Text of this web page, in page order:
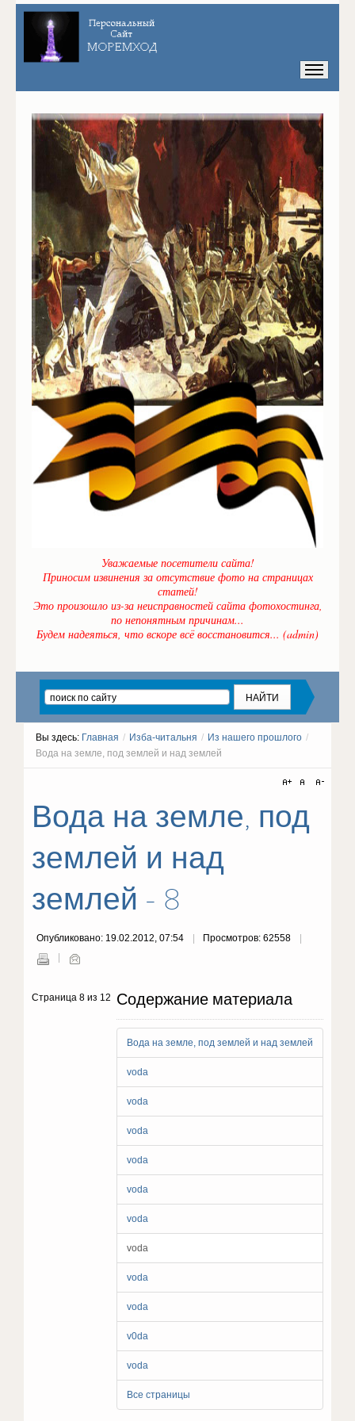
Уважаемые посетители сайта!
Приносим извинения за отсутствие фото на страницах
статей!
Это произошло из-за неисправностей сайта фотохостинга,
по непонятным причинам...
Будем надеяться, что вскоре всё восстановится... (admin)
Вы здесь: Главная / Изба-читальня / Из нашего прошлого /
Вода на земле, под землей и над землей
Вода на земле, под
землей и над
землей - 8
Опубликовано: 19.02.2012, 07:54 Просмотров: 62558
Содержание материала
Вода на земле, под землей и над землей
voda
voda
voda
voda
voda
voda
voda
voda
voda
v0da
voda
Все страницы
Страница 8 из 12